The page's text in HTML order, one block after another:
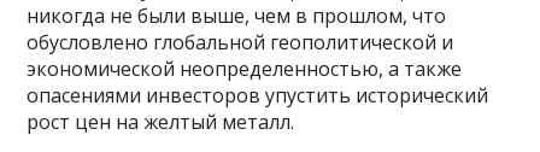
никогда не были выше, чем в прошлом, что
обусловлено глобальной геополитической и
экономической неопределенностью, а также
опасениями инвесторов упустить исторический
рост цен на желтый металл.